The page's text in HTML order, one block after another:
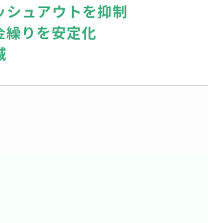
シュアウトを抑制
繰りを安定化